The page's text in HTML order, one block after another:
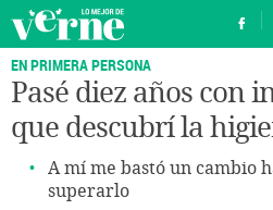
EN PRIMERA PERSONA
Pasé diez años con
que descubrí la
A mí me bastó un cambio
superarlo